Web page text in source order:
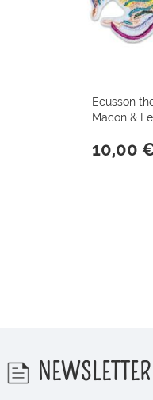
Ecusson
Macon &
10,00
NEWSLETTER